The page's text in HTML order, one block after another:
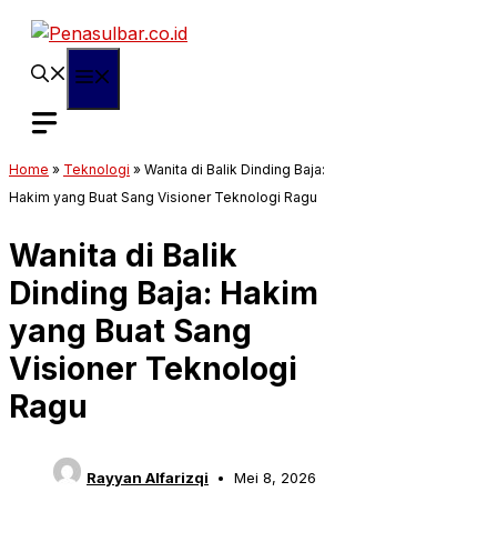
Langsung
Home » Teknologi » Wanita di Balik Dinding Baja:
Hakim yang Buat Sang Visioner Teknologi Ragu
Wanita di Balik
Dinding Baja: Hakim
yang Buat Sang
Visioner Teknologi
Ragu
Rayyan Alfarizqi Mei 8, 2026